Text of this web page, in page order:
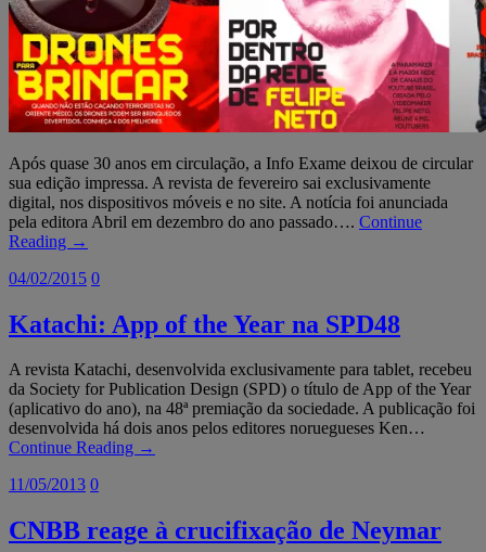
Após quase 30 anos em circulação, a Info Exame deixou de circular
sua edição impressa. A revista de fevereiro sai exclusivamente
digital, nos dispositivos móveis e no site. A notícia foi anunciada
pela editora Abril em dezembro do ano passado…. Continue
Reading →
04/02/2015 0
Katachi: App of the Year na SPD48
A revista Katachi, desenvolvida exclusivamente para tablet, recebeu
da Society for Publication Design (SPD) o título de App of the Year
(aplicativo do ano), na 48ª premiação da sociedade. A publicação foi
desenvolvida há dois anos pelos editores noruegueses Ken…
Continue Reading →
11/05/2013 0
CNBB reage à crucifixação de Neymar